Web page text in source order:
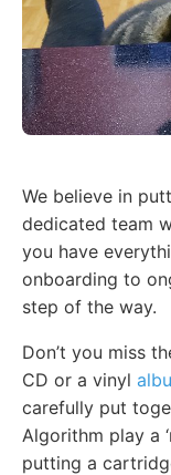
We believe in
dedicated team
you have
onboarding to
step of the way.
Don’t you miss
CD or a vinyl
carefully put
Algorithm play a
putting a